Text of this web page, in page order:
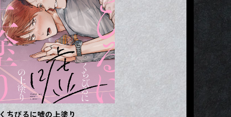
くちびるに嘘の上塗り